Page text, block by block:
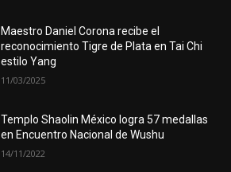
Maestro Daniel Corona recibe el
reconocimiento Tigre de Plata en Tai Chi
estilo Yang
11/03/2025
Templo Shaolin México logra 57 medallas
en Encuentro Nacional de Wushu
14/11/2022